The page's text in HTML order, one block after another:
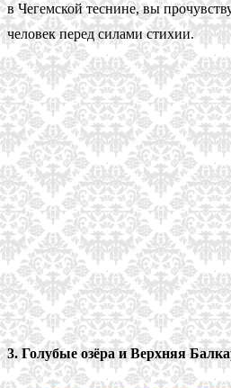
в Чегемской теснине, вы
человек перед силами стихии.
3. Голубые озёра и Верхняя